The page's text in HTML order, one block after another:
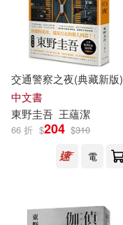
交通警察之夜(典藏新版)
中文書
東野圭吾 王蘊潔
66 折 $204 $310
電